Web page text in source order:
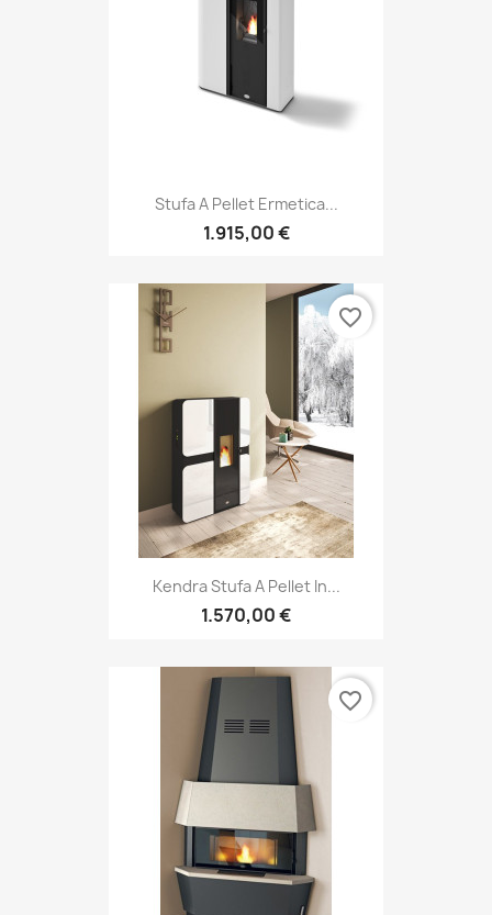
Stufa A Pellet Ermetica...
1.915,00 €
Kendra Stufa A Pellet In...
1.570,00 €
favorite_border
favorite_border